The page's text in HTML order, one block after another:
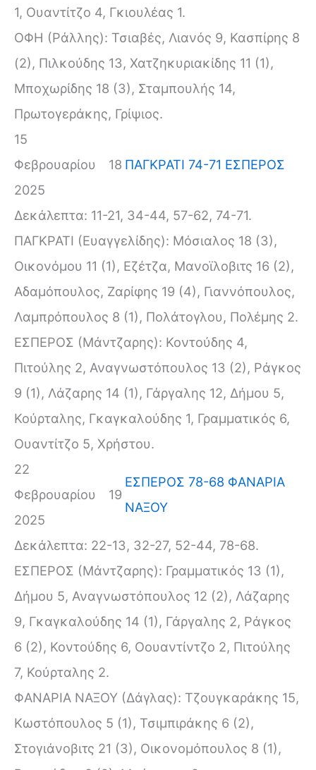
1, Ουαντίτζο 4, Γκιουλέας 1.
ΟΦΗ (Ράλλης): Τσιαβές, Λιανός 9, Κασπίρης 8
(2), Πιλκούδης 13, Χατζηκυριακίδης 11 (1),
Μποχωρίδης 18 (3), Σταμπουλής 14,
Πρωτογεράκης, Γρίψιος.
15
Φεβρουαρίου
2025
18 ΠΑΓΚΡΑΤΙ 74-71 ΕΣΠΕΡΟΣ
Δεκάλεπτα: 11-21, 34-44, 57-62, 74-71.
ΠΑΓΚΡΑΤΙ (Ευαγγελίδης): Μόσιαλος 18 (3),
Οικονόμου 11 (1), Εζέτζα, Μανοϊλοβιτς 16 (2),
Αδαμόπουλος, Ζαρίφης 19 (4), Γιαννόπουλος,
Λαμπρόπουλος 8 (1), Πολάτογλου, Πολέμης 2.
ΕΣΠΕΡΟΣ (Μάντζαρης): Κοντούδης 4,
Πιτούλης 2, Αναγνωστόπουλος 13 (2), Ράγκος
9 (1), Λάζαρης 14 (1), Γάργαλης 12, Δήμου 5,
Κούρταλης, Γκαγκαλούδης 1, Γραμματικός 6,
Ουαντίτζο 5, Χρήστου.
22
Φεβρουαρίου
2025
19
ΕΣΠΕΡΟΣ 78-68 ΦΑΝΑΡΙΑ
ΝΑΞΟΥ
Δεκάλεπτα: 22-13, 32-27, 52-44, 78-68.
ΕΣΠΕΡΟΣ (Μάντζαρης): Γραμματικός 13 (1),
Δήμου 5, Αναγνωστόπουλος 12 (2), Λάζαρης
9, Γκαγκαλούδης 14 (1), Γάργαλης 2, Ράγκος
6 (2), Κοντούδης 6, Οουαντίντζο 2, Πιτούλης
7, Κούρταλης 2.
ΦΑΝΑΡΙΑ ΝΑΞΟΥ (Δάγλας): Τζουγκαράκης 15,
Κωστόπουλος 5 (1), Τσιμπιράκης 6 (2),
Στογιάνοβιτς 21 (3), Οικονομόπουλος 8 (1),